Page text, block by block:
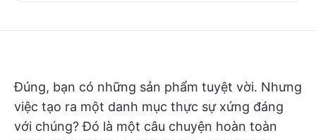
Đúng, bạn có những sản phẩm tuyệt vời. Nhưng
việc tạo ra một danh mục thực sự xứng đáng
với chúng? Đó là một câu chuyện hoàn toàn